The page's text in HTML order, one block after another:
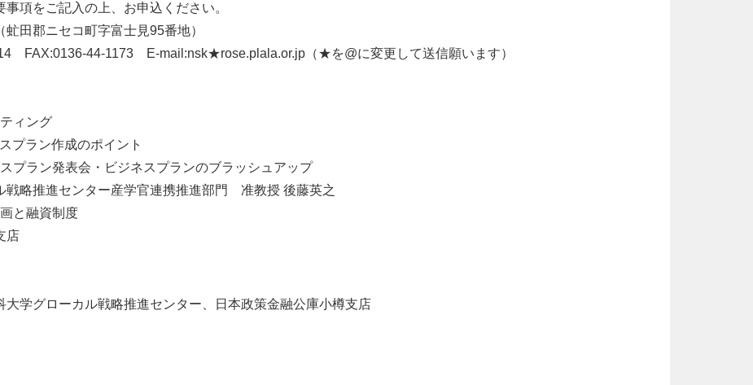
項をご記入の上、お申込ください。
田郡ニセコ町字富士見95番地）
FAX:0136-44-1173 E-mail:nsk★rose.plala.or.jp（★を@に変更して送信願います）
ィング
プラン作成のポイント
プラン発表会・ビジネスプランのブラッシュアップ
略推進センター産学官連携推進部門 准教授 後藤英之
と融資制度
店
グローカル戦略推進センター、日本政策金融公庫小樽支店